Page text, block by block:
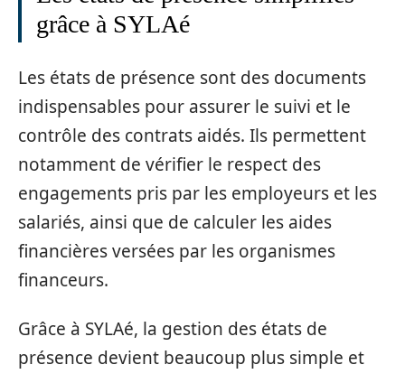
grâce à SYLAé
Les états de présence sont des documents
indispensables pour assurer le suivi et le
contrôle des contrats aidés. Ils permettent
notamment de vérifier le respect des
engagements pris par les employeurs et les
salariés, ainsi que de calculer les aides
financières versées par les organismes
financeurs.
Grâce à SYLAé, la gestion des états de
présence devient beaucoup plus simple et